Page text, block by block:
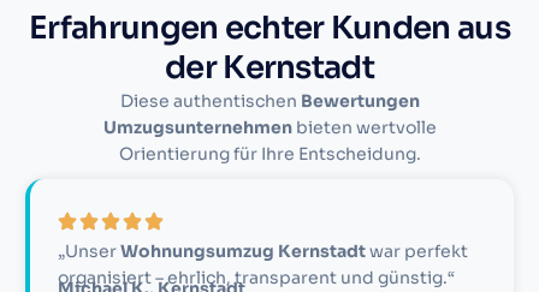
Erfahrungen echter Kunden aus
der Kernstadt
Diese authentischen Bewertungen
Umzugsunternehmenbieten wertvolle
Orientierung für Ihre Entscheidung.
„UnserWohnungsumzug Kernstadtwar perfekt
organisiert – ehrlich, transparent und günstig.“